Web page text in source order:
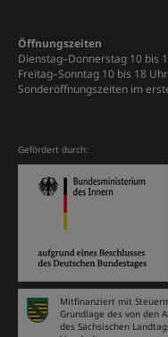
Öffnungszeiten
Dienstag–Donnerstag 10 bis
Freitag–Sonntag 10 bis 18
Sonderöffnungszeiten im
Gefördert durch:
Mitfinanziert mit
Grundlage des von den
des Sächsischen